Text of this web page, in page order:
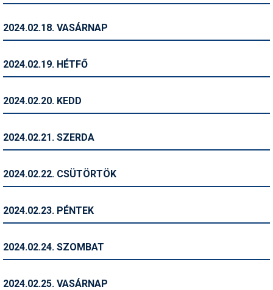
Snowboard
Szakértők
Telemark
Történelem
2024.02.18. VASÁRNAP
2024.02.19. HÉTFŐ
2024.02.20. KEDD
2024.02.21. SZERDA
2024.02.22. CSÜTÖRTÖK
2024.02.23. PÉNTEK
2024.02.24. SZOMBAT
2024.02.25. VASÁRNAP